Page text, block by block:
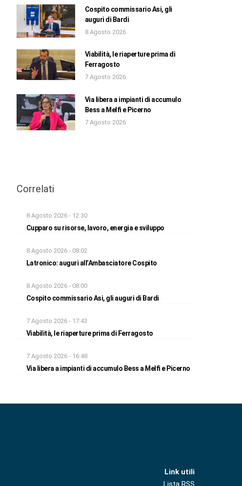
Cospito commissario Asi, gli
auguri di Bardi
8 Agosto 2026
Viabilità, le riaperture prima di
Ferragosto
7 Agosto 2026
Via libera a impianti di accumulo
Bess a Melfi e Picerno
7 Agosto 2026
Correlati
8 Agosto 2026 - 12:30
Cupparo su risorse, lavoro, energia e sviluppo
8 Agosto 2026 - 08:02
Latronico: auguri all’Ambasciatore Cospito
8 Agosto 2026 - 08:00
Cospito commissario Asi, gli auguri di Bardi
7 Agosto 2026 - 17:43
Viabilità, le riaperture prima di Ferragosto
7 Agosto 2026 - 16:48
Via libera a impianti di accumulo Bess a Melfi e Picerno
Link utili
Lista RSS